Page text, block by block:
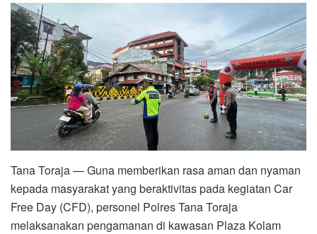
Tana Toraja — Guna memberikan rasa aman dan nyaman
kepada masyarakat yang beraktivitas pada kegiatan Car
Free Day (CFD), personel Polres Tana Toraja
melaksanakan pengamanan di kawasan Plaza Kolam